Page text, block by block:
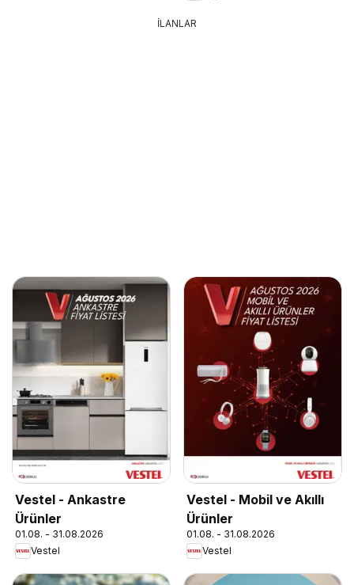
İLANLAR
Vestel - Ankastre
Ürünler
01.08. - 31.08.2026
Vestel
Vestel - Mobil ve Akıllı
Ürünler
01.08. - 31.08.2026
Vestel